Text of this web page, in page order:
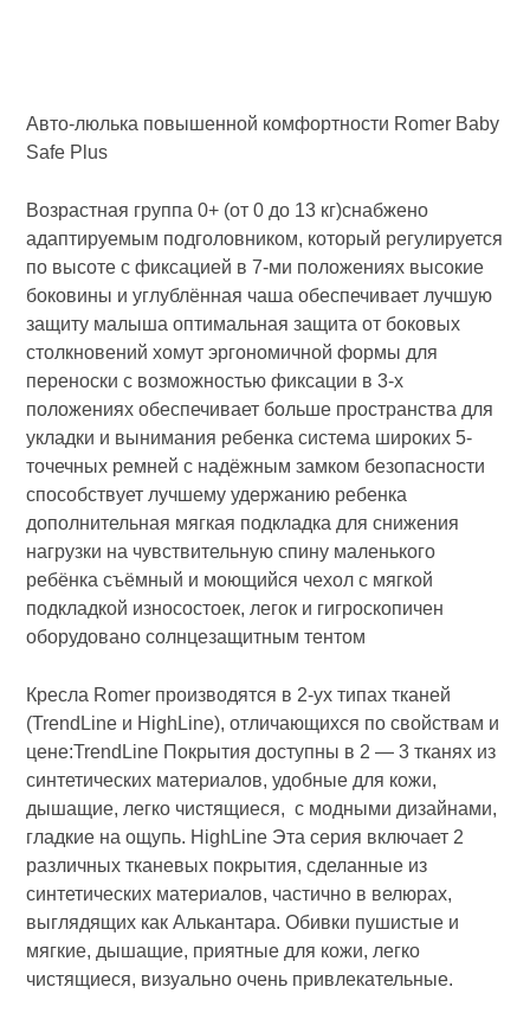
Авто-люлька повышенной комфортности Romer Baby
Safe Plus
Возрастная группа 0+ (от 0 до 13 кг)снабжено
адаптируемым подголовником, который регулируется
по высоте с фиксацией в 7-ми положениях высокие
боковины и углублённая чаша обеспечивает лучшую
защиту малыша оптимальная защита от боковых
столкновений хомут эргономичной формы для
переноски с возможностью фиксации в 3-х
положениях обеспечивает больше пространства для
укладки и вынимания ребенка система широких 5-
точечных ремней с надёжным замком безопасности
способствует лучшему удержанию ребенка
дополнительная мягкая подкладка для снижения
нагрузки на чувствительную спину маленького
ребёнка съёмный и моющийся чехол с мягкой
подкладкой износостоек, легок и гигроскопичен
оборудовано солнцезащитным тентом
Кресла Romer производятся в 2-ух типах тканей
(TrendLine и HighLine), отличающихся по свойствам и
цене:TrendLine Покрытия доступны в 2 — 3 тканях из
синтетических материалов, удобные для кожи,
дышащие, легко чистящиеся, с модными дизайнами,
гладкие на ощупь. HighLine Эта серия включает 2
различных тканевых покрытия, сделанные из
синтетических материалов, частично в велюрах,
выглядящих как Алькантара. Обивки пушистые и
мягкие, дышащие, приятные для кожи, легко
чистящиеся, визуально очень привлекательные.